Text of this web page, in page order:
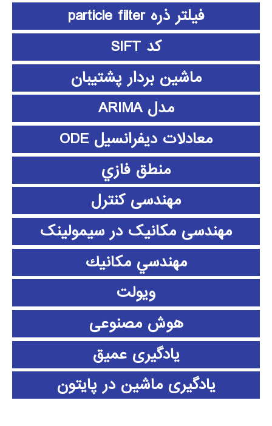
فیلتر ذره particle filter
کد SIFT
ماشین بردار پشتیبان
مدل ARIMA
معادلات دیفرانسیل ODE
منطق فازي
مهندسی کنترل
مهندسی مکانیک در سیمولینک
مهندسي مكانيك
ویولت
هوش مصنوعی
یادگیری عمیق
یادگیری ماشین در پایتون